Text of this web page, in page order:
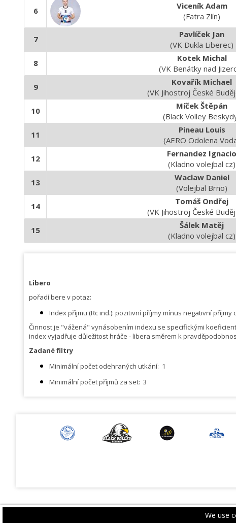
We use
6
Viceník Adam
(Fatra Zlín)
7
Pavlíček Jan
(VK Dukla Liberec)
8
Kotek Michal
(VK Benátky nad
9
Kovařík Michael
(VK Jihostroj České
10
Míček Štěpán
(Black Volley
11
Pineau Louis
(AERO Odolena
12
Fernandez Ignacio
(Kladno volejbal cz)
13
Waclaw Daniel
(Volejbal Brno)
14
Tomáš Ondřej
(VK Jihostroj České
15
Šálek Matěj
(Kladno volejbal cz)
Libero
pořadí bere v potaz:
Index příjmu (Rc ind.): pozitivní příjmy mínus negativní
Činnost je "vážená" vynásobením indexu se specifickými
index vyjadřuje důležitost hráče - libera směrem k
Zadané filtry
Minimální počet odehraných utkání: 1
Minimální počet příjmů za set: 3